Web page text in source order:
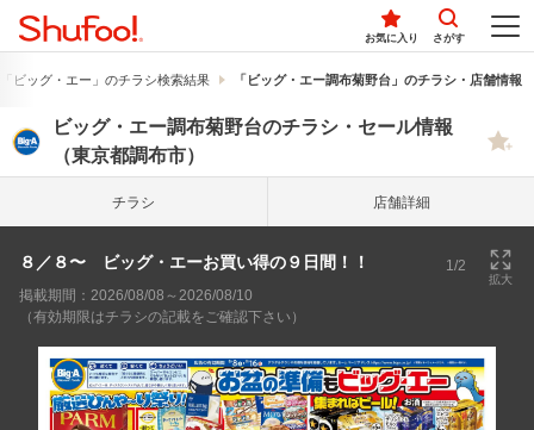
お気に入り さがす
「ビッグ・エー」のチラシ検索結果 「ビッグ・エー調布菊野台」のチラシ・店舗情報
ビッグ・エー調布菊野台のチラシ・セール情報
（東京都調布市）
チラシ 店舗詳細
８／８〜 ビッグ・エーお買い得の９日間！！ 1/2
拡大
掲載期間：2026/08/08～2026/08/10
（有効期限はチラシの記載をご確認下さい）